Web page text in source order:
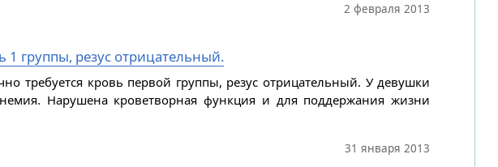
2 февраля 2013
1 группы, резус отрицательный.
требуется кровь первой группы, резус отрицательный. У девушки
Нарушена кроветворная функция и для поддержания жизни
31 января 2013